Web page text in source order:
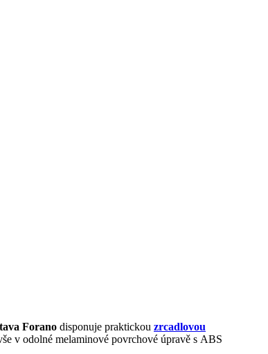
Forano disponuje praktickou zrcadlovou
v odolné melaminové povrchové úpravě s ABS